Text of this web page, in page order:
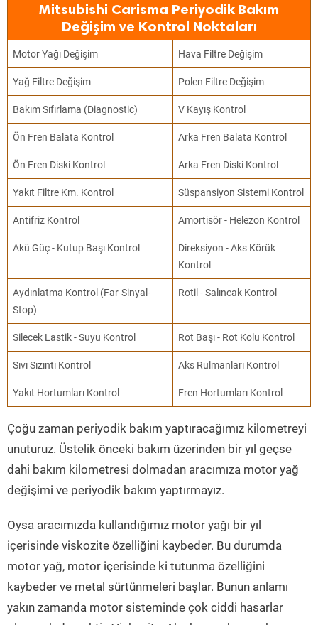
Mitsubishi Carisma Periyodik Bakım
Değişim ve Kontrol Noktaları
Motor Yağı Değişim Hava Filtre Değişim
Yağ Filtre Değişim Polen Filtre Değişim
Bakım Sıfırlama (Diagnostic) V Kayış Kontrol
Ön Fren Balata Kontrol Arka Fren Balata Kontrol
Ön Fren Diski Kontrol Arka Fren Diski Kontrol
Yakıt Filtre Km. Kontrol Süspansiyon Sistemi Kontrol
Antifriz Kontrol Amortisör - Helezon Kontrol
Akü Güç - Kutup Başı Kontrol
Direksiyon - Aks Körük
Kontrol
Aydınlatma Kontrol (Far-Sinyal-
Stop)
Rotil - Salıncak Kontrol
Silecek Lastik - Suyu Kontrol Rot Başı - Rot Kolu Kontrol
Sıvı Sızıntı Kontrol Aks Rulmanları Kontrol
Yakıt Hortumları Kontrol Fren Hortumları Kontrol
Çoğu zaman periyodik bakım yaptıracağımız kilometreyi
unuturuz. Üstelik önceki bakım üzerinden bir yıl geçse
dahi bakım kilometresi dolmadan aracımıza motor yağ
değişimi ve periyodik bakım yaptırmayız.
Oysa aracımızda kullandığımız motor yağı bir yıl
içerisinde viskozite özelliğini kaybeder. Bu durumda
motor yağ, motor içerisinde ki tutunma özelliğini
kaybeder ve metal sürtünmeleri başlar. Bunun anlamı
yakın zamanda motor sisteminde çok ciddi hasarlar